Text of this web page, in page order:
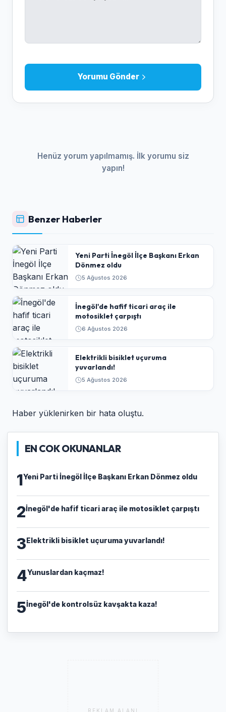
Yorumu Gönder
Henüz yorum yapılmamış. İlk yorumu siz
yapın!
Benzer Haberler
Yeni Parti İnegöl İlçe Başkanı Erkan
Dönmez oldu
5 Ağustos 2026
İnegöl'de hafif ticari araç ile
motosiklet çarpıştı
6 Ağustos 2026
Elektrikli bisiklet uçuruma
yuvarlandı!
5 Ağustos 2026
Haber yüklenirken bir hata oluştu.
EN COK OKUNANLAR
1Yeni Parti İnegöl İlçe Başkanı Erkan Dönmez oldu
2İnegöl'de hafif ticari araç ile motosiklet çarpıştı
3Elektrikli bisiklet uçuruma yuvarlandı!
4Yunuslardan kaçmaz!
5İnegöl'de kontrolsüz kavşakta kaza!
REKLAM ALANI